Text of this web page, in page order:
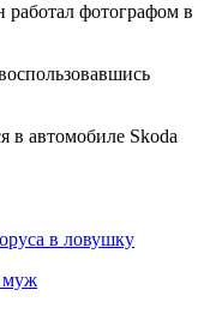
фотографом в
в автомобиле Skoda
в ловушку
муж